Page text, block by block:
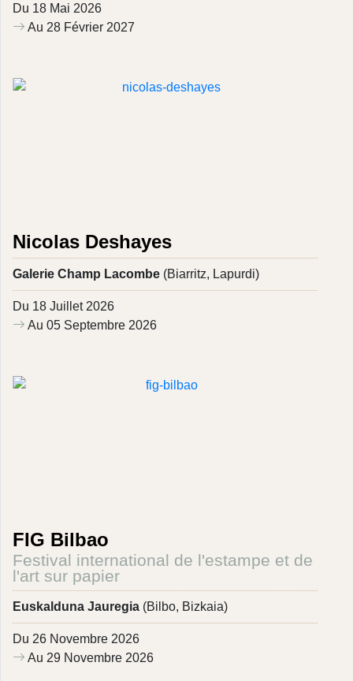
Du 18 Mai 2026
Au 28 Février 2027
Nicolas Deshayes
Galerie Champ Lacombe (Biarritz, Lapurdi)
Du 18 Juillet 2026
Au 05 Septembre 2026
FIG Bilbao
Festival international de l'estampe et de
l'art sur papier
Euskalduna Jauregia (Bilbo, Bizkaia)
Du 26 Novembre 2026
Au 29 Novembre 2026